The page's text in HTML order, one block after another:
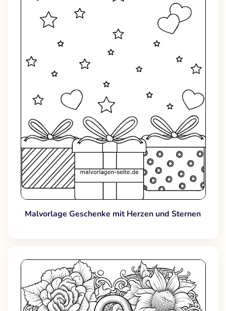
Malvorlage Geschenke mit Herzen und Sternen